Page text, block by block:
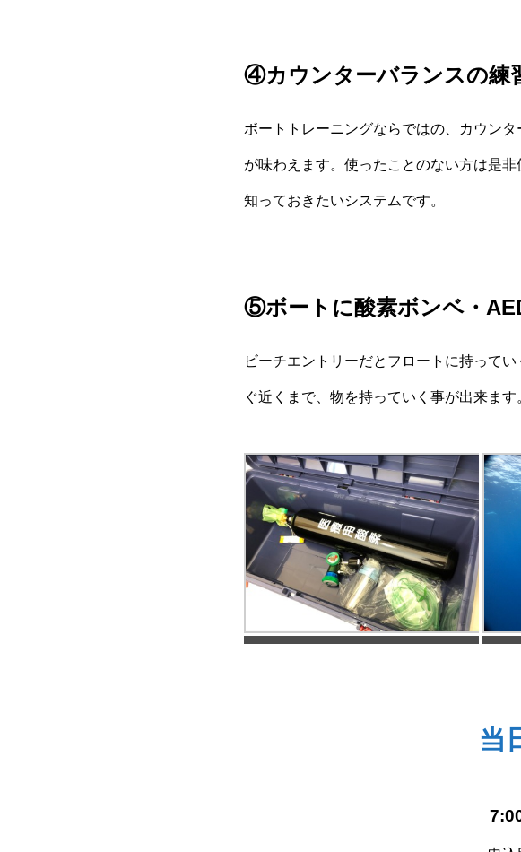
④カウンターバランスの練
ボートトレーニングならではの、カウン
が味わえます。使ったことのない方は是
知っておきたいシステムです。
⑤ボートに酸素ボンベ・
ビーチエントリーだとフロートに持って
ぐ近くまで、物を持っていく事が出来ま
当